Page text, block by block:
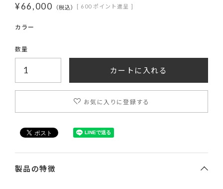
¥66,000 税込 [ 600 ポイント進呈 ]
お気に入りに登録する
カートに入れる
製品の特徴